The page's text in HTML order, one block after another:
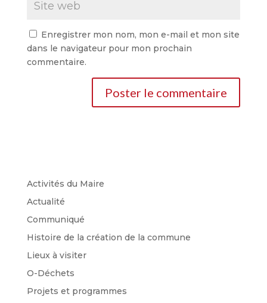
Enregistrer mon nom, mon e-mail et mon site
dans le navigateur pour mon prochain
commentaire.
Activités du Maire
Actualité
Communiqué
Histoire de la création de la commune
Lieux à visiter
O-Déchets
Projets et programmes